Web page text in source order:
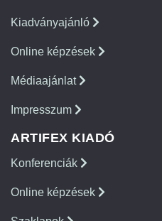
Kiadványajánló
Online képzések
Médiaajánlat
Impresszum
ARTIFEX KIADÓ
Konferenciák
Online képzések